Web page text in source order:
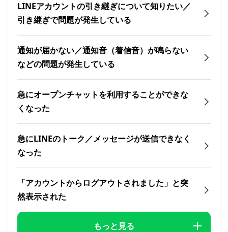
LINEアカウントの引き継ぎについて知りたい／
引き継ぎで問題が発生している
通知が届かない／通知音（着信音）が鳴らない
などの問題が発生している
急にオープンチャットを利用することができな
くなった
急にLINEのトーク／メッセージが送信できなく
なった
「アカウントからログアウトされました」と突
然表示された
もっと見る